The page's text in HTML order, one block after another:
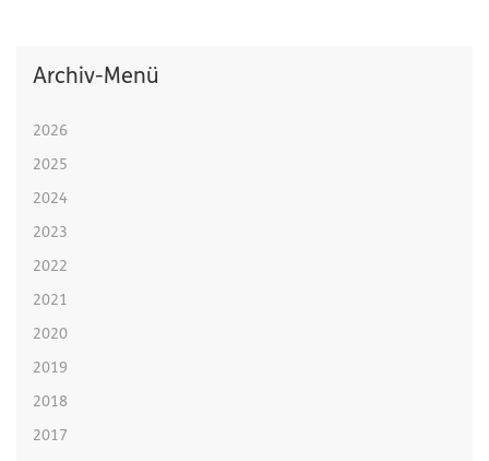
Archiv-Menü
2026
2025
2024
2023
2022
2021
2020
2019
2018
2017